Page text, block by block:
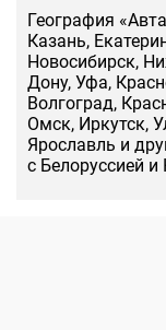
География
Казань,
Новосибирск,
Дону, Уфа,
Волгоград,
Омск, Иркутск,
Ярославль и
с Белоруссией